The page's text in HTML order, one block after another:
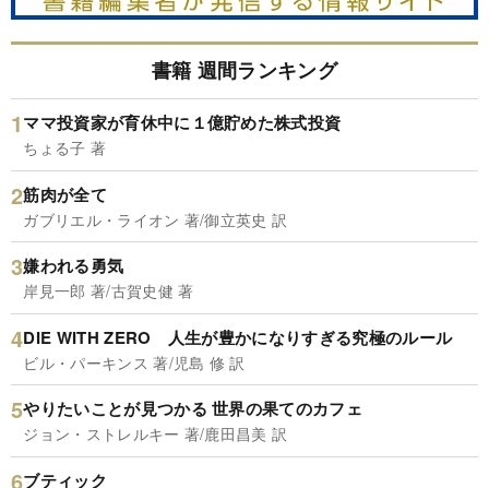
書籍 週間ランキング
ママ投資家が育休中に１億貯めた株式投資
ちょる子 著
筋肉が全て
ガブリエル・ライオン 著/御立英史 訳
嫌われる勇気
岸見一郎 著/古賀史健 著
DIE WITH ZERO 人生が豊かになりすぎる究極のルール
ビル・パーキンス 著/児島 修 訳
やりたいことが見つかる 世界の果てのカフェ
ジョン・ストレルキー 著/鹿田昌美 訳
ブティック